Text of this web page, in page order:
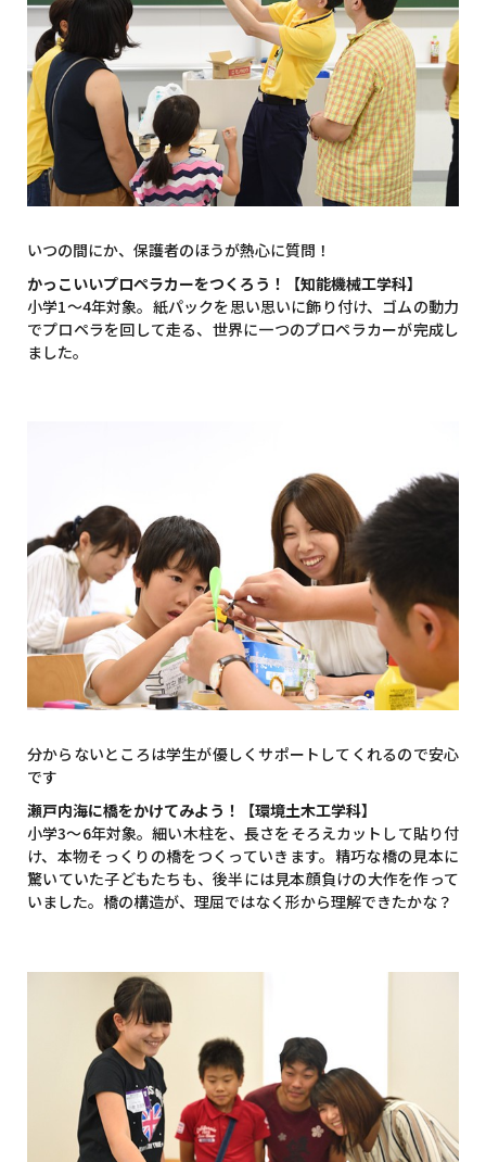
いつの間にか、保護者のほうが熱心に質問！
かっこいいプロペラカーをつくろう！【知能機械工学科】
小学1～4年対象。紙パックを思い思いに飾り付け、ゴムの動力
でプロペラを回して走る、世界に一つのプロペラカーが完成し
ました。
分からないところは学生が優しくサポートしてくれるので安心
です
瀬戸内海に橋をかけてみよう！【環境土木工学科】
小学3～6年対象。細い木柱を、長さをそろえカットして貼り付
け、本物そっくりの橋をつくっていきます。精巧な橋の見本に
驚いていた子どもたちも、後半には見本顔負けの大作を作って
いました。橋の構造が、理屈ではなく形から理解できたかな？